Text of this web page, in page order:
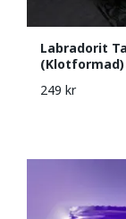
Labradorit
(Klotformad)
249 kr